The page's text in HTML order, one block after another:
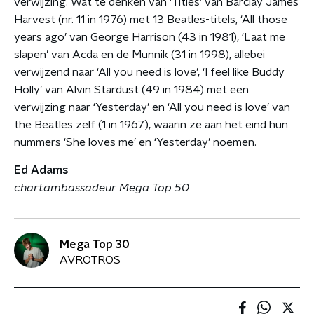
Harvest (nr. 11 in 1976) met 13 Beatles-titels, ‘All those
years ago’ van George Harrison (43 in 1981), ‘Laat me
slapen’ van Acda en de Munnik (31 in 1998), allebei
verwijzend naar ‘All you need is love’, ‘I feel like Buddy
Holly’ van Alvin Stardust (49 in 1984) met een
verwijzing naar ‘Yesterday’ en ‘All you need is love’ van
the Beatles zelf (1 in 1967), waarin ze aan het eind hun
nummers ‘She loves me’ en ‘Yesterday’ noemen.
Ed Adams
chartambassadeur Mega Top 50
Mega Top 30
AVROTROS